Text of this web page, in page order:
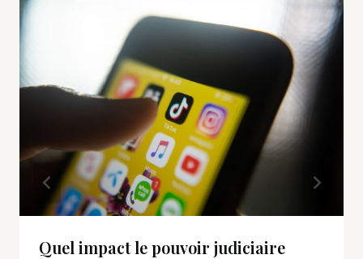
Quel impact le pouvoir judiciaire